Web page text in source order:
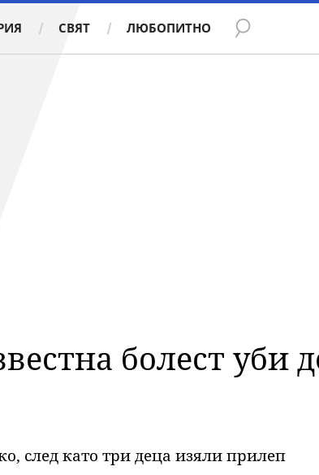
СВЯТ ЛЮБОПИТНО
болест уби
след като три деца изяли прилеп